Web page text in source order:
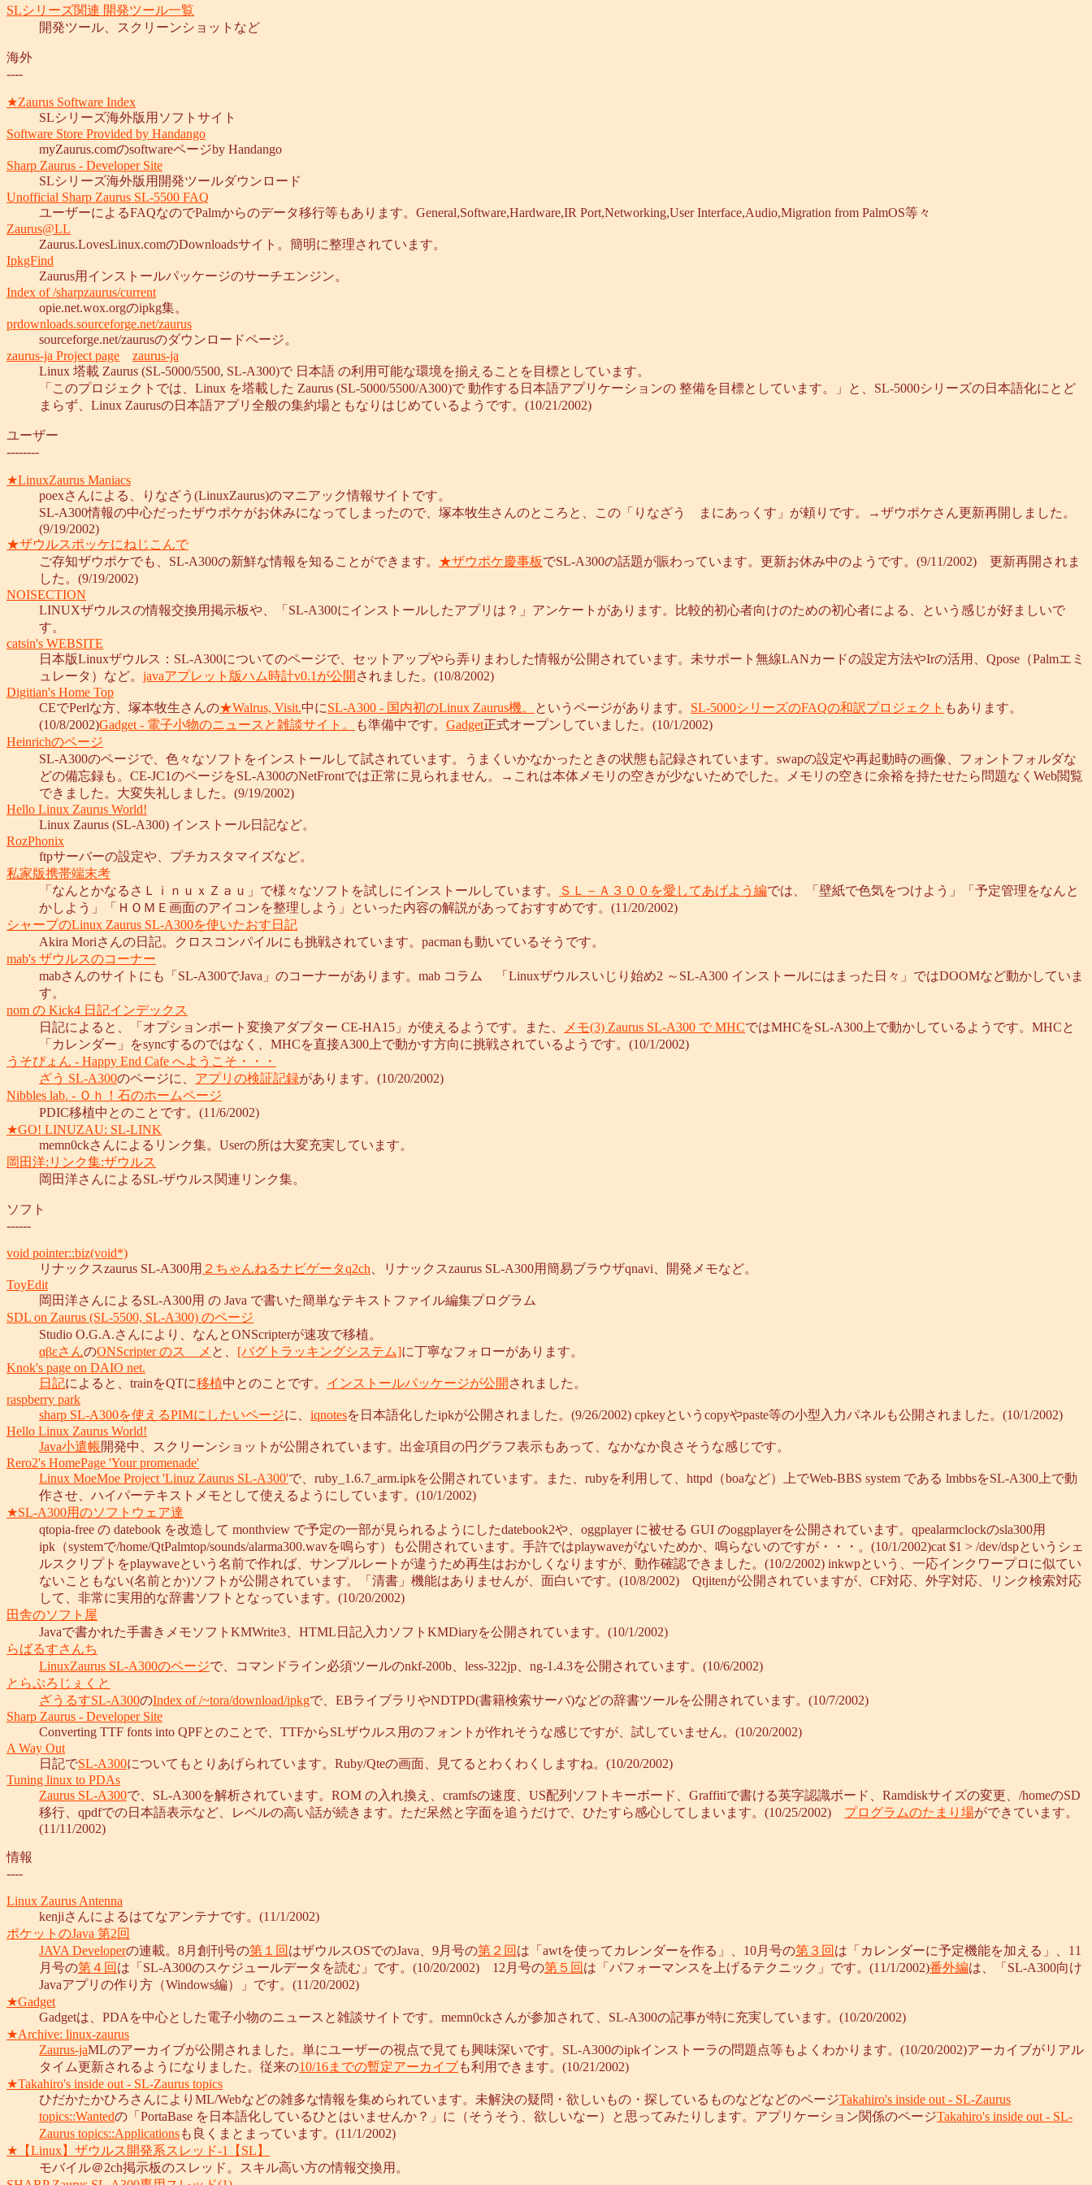
SLシリーズ関連 開発ツール一覧
開発ツール、スクリーンショットなど
海外
----
★Zaurus Software Index
SLシリーズ海外版用ソフトサイト
Software Store Provided by Handango
myZaurus.comのsoftwareページby Handango
Sharp Zaurus - Developer Site
SLシリーズ海外版用開発ツールダウンロード
Unofficial Sharp Zaurus SL-5500 FAQ
ユーザーによるFAQなのでPalmからのデータ移行等もあります。General,Software,Hardware,IR Port,Networking,User Interface,Audio,Migration from PalmOS等々
Zaurus@LL
Zaurus.LovesLinux.comのDownloadsサイト。簡明に整理されています。
IpkgFind
Zaurus用インストールパッケージのサーチエンジン。
Index of /sharpzaurus/current
opie.net.wox.orgのipkg集。
prdownloads.sourceforge.net/zaurus
sourceforge.net/zaurusのダウンロードページ。
zaurus-ja Project page
zaurus-ja
Linux 塔載 Zaurus (SL-5000/5500, SL-A300)で 日本語 の利用可能な環境を揃えることを目標としています。
「このプロジェクトでは、Linux を塔載した Zaurus (SL-5000/5500/A300)で 動作する日本語アプリケーションの 整備を目標としています。」と、SL-5000シリーズの日本語化にとど
まらず、Linux Zaurusの日本語アプリ全般の集約場ともなりはじめているようです。(10/21/2002)
ユーザー
--------
★LinuxZaurus Maniacs
poexさんによる、りなざう(LinuxZaurus)のマニアック情報サイトです。
SL-A300情報の中心だったザウポケがお休みになってしまったので、塚本牧生さんのところと、この「りなざう まにあっくす」が頼りです。→ザウポケさん更新再開しました。
(9/19/2002)
★ザウルスポッケにねじこんで
ご存知ザウポケでも、SL-A300の新鮮な情報を知ることができます。 ★ザウポケ慶事板でSL-A300の話題が賑わっています。更新お休み中のようです。(9/11/2002) 更新再開されま
した。(9/19/2002)
NOISECTION
LINUXザウルスの情報交換用掲示板や、「SL-A300にインストールしたアプリは？」アンケートがあります。比較的初心者向けのための初心者による、という感じが好ましいで
す。
catsin's WEBSITE
日本版Linuxザウルス：SL-A300についてのページで、セットアップやら弄りまわした情報が公開されています。未サポート無線LANカードの設定方法やIrの活用、Qpose（Palmエミ
ュレータ）など。 javaアプレット版ハム時計v0.1が公開 されました。(10/8/2002)
Digitian's Home Top
CEでPerlな方、塚本牧生さんの★Walrus, Visit.中にSL-A300 - 国内初のLinux Zaurus機。 というページがあります。 SL-5000シリーズのFAQの和訳プロジェクト もあります。
(10/8/2002)Gadget - 電子小物のニュースと雑談サイト。 も準備中です。 Gadget正式オープンしていました。(10/1/2002)
Heinrichのページ
SL-A300のページで、色々なソフトをインストールして試されています。うまくいかなかったときの状態も記録されています。swapの設定や再起動時の画像、フォントフォルダな
どの備忘録も。CE-JC1のページをSL-A300のNetFrontでは正常に見られません。→これは本体メモリの空きが少ないためでした。メモリの空きに余裕を持たせたら問題なくWeb閲覧
できました。大変失礼しました。(9/19/2002)
Hello Linux Zaurus World!
Linux Zaurus (SL-A300) インストール日記など。
RozPhonix
ftpサーバーの設定や、プチカスタマイズなど。
私家版携帯端末考
「なんとかなるさＬｉｎｕｘＺａｕ」で様々なソフトを試しにインストールしています。
ＳＬ－Ａ３００を愛してあげよう編では、「壁紙で色気をつけよう」「予定管理をなんと
かしよう」「ＨＯＭＥ画面のアイコンを整理しよう」といった内容の解説があっておすすめです。(11/20/2002)
シャープのLinux Zaurus SL-A300を使いたおす日記
Akira Moriさんの日記。クロスコンパイルにも挑戦されています。pacmanも動いているそうです。
mab's ザウルスのコーナー
mabさんのサイトにも「SL-A300でJava」のコーナーがあります。mab コラム 「Linuxザウルスいじり始め2 ～SL-A300 インストールにはまった日々」ではDOOMなど動かしていま
す。
nom の Kick4 日記インデックス
日記によると、「オプションポート変換アダプター CE-HA15」が使えるようです。また、
メモ(3) Zaurus SL-A300 で MHCではMHCをSL-A300上で動かしているようです。MHCと
「カレンダー」をsyncするのではなく、MHCを直接A300上で動かす方向に挑戦されているようです。(10/1/2002)
うそぴょん - Happy End Cafe へようこそ・・・
ざう SL-A300のページに、 アプリの検証記録があります。(10/20/2002)
Nibbles lab. - Ｏｈ！石のホームページ
PDIC移植中とのことです。(11/6/2002)
★GO! LINUZAU: SL-LINK
memn0ckさんによるリンク集。Userの所は大変充実しています。
岡田洋:リンク集:ザウルス
岡田洋さんによるSL-ザウルス関連リンク集。
ソフト
------
void pointer::biz(void*)
リナックスzaurus SL-A300用 ２ちゃんねるナビゲータq2ch、リナックスzaurus SL-A300用簡易ブラウザqnavi、開発メモなど。
ToyEdit
岡田洋さんによるSL-A300用 の Java で書いた簡単なテキストファイル編集プログラム
SDL on Zaurus (SL-5500, SL-A300) のページ
Studio O.G.A.さんにより、なんとONScripterが速攻で移植。
αβεさんのONScripter のスゝメ と、 [バグトラッキングシステム]に丁寧なフォローがあります。
Knok's page on DAIO net.
日記によると、trainをQTに移植中とのことです。 インストールパッケージが公開 されました。
raspberry park
sharp SL-A300を使えるPIMにしたいページに、 iqnotesを日本語化したipkが公開されました。(9/26/2002) cpkeyというcopyやpaste等の小型入力パネルも公開されました。(10/1/2002)
Hello Linux Zaurus World!
Java小遣帳開発中、スクリーンショットが公開されています。出金項目の円グラフ表示もあって、なかなか良さそうな感じです。
Rero2's HomePage 'Your promenade'
Linux MoeMoe Project 'Linuz Zaurus SL-A300'で、ruby_1.6.7_arm.ipkを公開されています。また、rubyを利用して、httpd（boaなど）上でWeb-BBS system である lmbbsをSL-A300上で動
作させ、ハイパーテキストメモとして使えるようにしています。(10/1/2002)
★SL-A300用のソフトウェア達
qtopia-free の datebook を改造して monthview で予定の一部が見られるようにしたdatebook2や、oggplayer に被せる GUI のoggplayerを公開されています。qpealarmclockのsla300用
ipk（systemで/home/QtPalmtop/sounds/alarma300.wavを鳴らす）も公開されています。手許ではplaywaveがないためか、鳴らないのですが・・・。(10/1/2002)cat $1 > /dev/dspというシェ
ルスクリプトをplaywaveという名前で作れば、サンプルレートが違うため再生はおかしくなりますが、動作確認できました。(10/2/2002) inkwpという、一応インクワープロに似てい
ないこともない(名前とか)ソフトが公開されています。「清書」機能はありませんが、面白いです。(10/8/2002) Qtjitenが公開されていますが、CF対応、外字対応、リンク検索対応
して、非常に実用的な辞書ソフトとなっています。(10/20/2002)
田舎のソフト屋
Javaで書かれた手書きメモソフトKMWrite3、HTML日記入力ソフトKMDiaryを公開されています。(10/1/2002)
らばるすさんち
LinuxZaurus SL-A300のページで、コマンドライン必須ツールのnkf-200b、less-322jp、ng-1.4.3を公開されています。(10/6/2002)
とらぷろじぇくと
ざうるすSL-A300のIndex of /~tora/download/ipkgで、EBライブラリやNDTPD(書籍検索サーバ)などの辞書ツールを公開されています。(10/7/2002)
Sharp Zaurus - Developer Site
Converting TTF fonts into QPFとのことで、TTFからSLザウルス用のフォントが作れそうな感じですが、試していません。(10/20/2002)
A Way Out
日記でSL-A300についてもとりあげられています。Ruby/Qteの画面、見てるとわくわくしますね。(10/20/2002)
Tuning linux to PDAs
Zaurus SL-A300で、SL-A300を解析されています。ROM の入れ換え、cramfsの速度、US配列ソフトキーボード、Graffitiで書ける英字認識ボード、Ramdiskサイズの変更、/homeのSD
移行、qpdfでの日本語表示など、レベルの高い話が続きます。ただ呆然と字面を追うだけで、ひたすら感心してしまいます。(10/25/2002) プログラムのたまり場ができています。
(11/11/2002)
情報
----
Linux Zaurus Antenna
kenjiさんによるはてなアンテナです。(11/1/2002)
ポケットのJava 第2回
JAVA Developerの連載。8月創刊号の第１回 はザウルスOSでのJava、9月号の第２回 は「awtを使ってカレンダーを作る」、10月号の第３回 は「カレンダーに予定機能を加える」、11
月号の第４回 は「SL-A300のスケジュールデータを読む」です。(10/20/2002) 12月号の第５回 は「パフォーマンスを上げるテクニック」です。(11/1/2002)番外編は、「SL-A300向け
Javaアプリの作り方（Windows編）」です。(11/20/2002)
★Gadget
Gadgetは、PDAを中心とした電子小物のニュースと雑談サイトです。memn0ckさんが参加されて、SL-A300の記事が特に充実しています。(10/20/2002)
★Archive: linux-zaurus
Zaurus-jaMLのアーカイブが公開されました。単にユーザーの視点で見ても興味深いです。SL-A300のipkインストーラの問題点等もよくわかります。(10/20/2002)アーカイブがリアル
タイム更新されるようになりました。従来の10/16までの暫定アーカイブも利用できます。(10/21/2002)
★Takahiro's inside out - SL-Zaurus topics
ひだかたかひろさんによりML/Webなどの雑多な情報を集められています。未解決の疑問・欲しいもの・探しているものなどなどのページTakahiro's inside out - SL-Zaurus
topics::Wantedの「PortaBase を日本語化しているひとはいませんか？」に（そうそう、欲しいなー）と思ってみたりします。アプリケーション関係のページTakahiro's inside out - SL-
Zaurus topics::Applicationsも良くまとまっています。(11/1/2002)
★【Linux】ザウルス開発系スレッド-1【SL】
モバイル＠2ch掲示板のスレッド。スキル高い方の情報交換用。